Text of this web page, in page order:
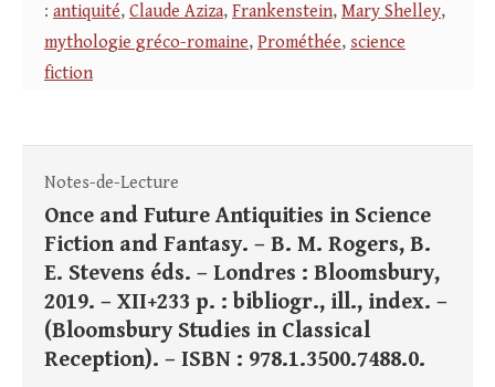
: antiquité, Claude Aziza, Frankenstein, Mary Shelley,
mythologie gréco-romaine, Prométhée, science
fiction
Notes-de-Lecture
Once and Future Antiquities in Science
Fiction and Fantasy. – B. M. Rogers, B.
E. Stevens éds. – Londres : Bloomsbury,
2019. – XII+233 p. : bibliogr., ill., index. –
(Bloomsbury Studies in Classical
Reception). – ISBN : 978.1.3500.7488.0.